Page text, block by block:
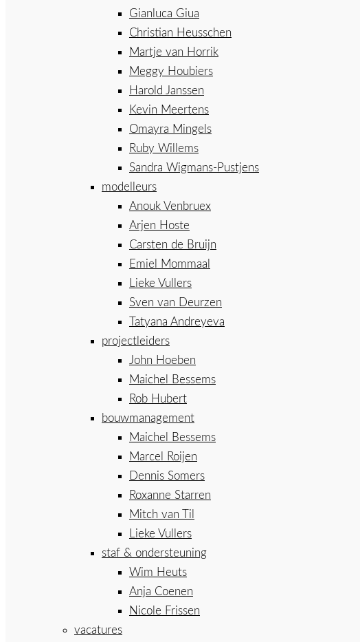
Gianluca Giua
Christian Heusschen
Martje van Horrik
Meggy Houbiers
Harold Janssen
Kevin Meertens
Omayra Mingels
Ruby Willems
Sandra Wigmans-Pustjens
modelleurs
Anouk Venbruex
Arjen Hoste
Carsten de Bruijn
Emiel Mommaal
Lieke Vullers
Sven van Deurzen
Tatyana Andreyeva
projectleiders
John Hoeben
Maichel Bessems
Rob Hubert
bouwmanagement
Maichel Bessems
Marcel Roijen
Dennis Somers
Roxanne Starren
Mitch van Til
Lieke Vullers
staf & ondersteuning
Wim Heuts
Anja Coenen
Nicole Frissen
vacatures